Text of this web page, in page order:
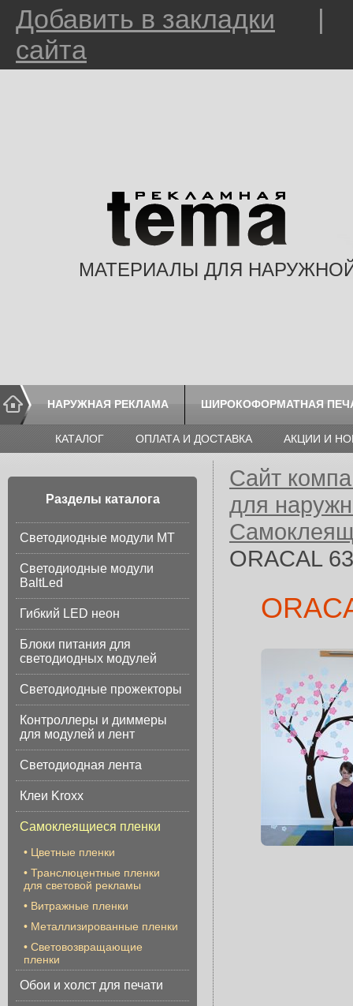
Добавить в закладки
сайта
МАТЕРИАЛЫ ДЛЯ
НАРУЖНАЯ РЕКЛАМА ШИРОКОФОРМАТНАЯ
КАТАЛОГ ОПЛАТА И ДОСТАВКА АКЦИИ И
Разделы каталога
Светодиодные модули МТ
Светодиодные модули
BaltLed
Гибкий LED неон
Блоки питания для
светодиодных модулей
Светодиодные прожекторы
Контроллеры и диммеры
для модулей и лент
Светодиодная лента
Клеи Kroxx
Самоклеящиеся пленки
• Цветные пленки
• Транслюцентные пленки
для световой рекламы
• Витражные пленки
• Металлизированные пленки
• Световозвращающие
пленки
Обои и холст для печати
Сайт
для
ORACAL